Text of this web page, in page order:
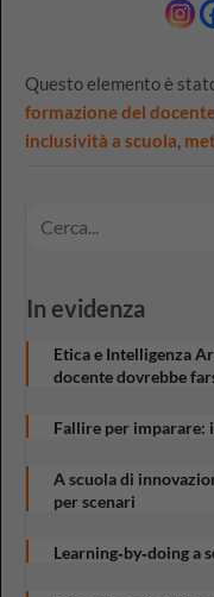
Questo elemento è
formazione del
inclusività a scuola,
In evidenza
Etica e Intelligenza
docente dovrebbe
Fallire per imparare:
A scuola di
per scenari
Learning‑by‑doing a